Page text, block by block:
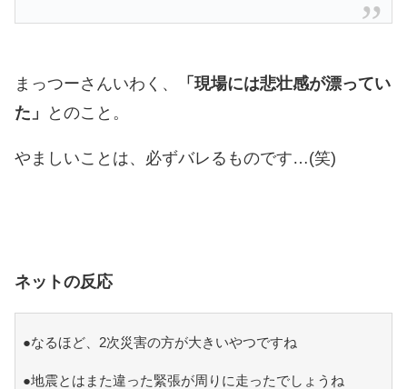
まっつーさんいわく、
「現場には悲壮感が漂ってい
た」
とのこと。
やましいことは、必ずバレるものです…(笑)
ネットの反応
●なるほど、2次災害の方が大きいやつですね
●地震とはまた違った緊張が周りに走ったでしょうね